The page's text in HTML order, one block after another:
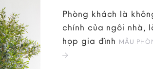
Phòng khách là
chính của ngôi nhà,
họp gia đình MẪU